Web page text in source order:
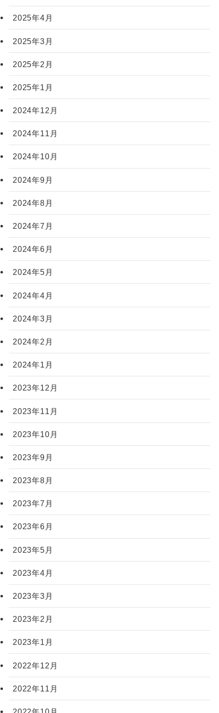
2025年4月
2025年3月
2025年2月
2025年1月
2024年12月
2024年11月
2024年10月
2024年9月
2024年8月
2024年7月
2024年6月
2024年5月
2024年4月
2024年3月
2024年2月
2024年1月
2023年12月
2023年11月
2023年10月
2023年9月
2023年8月
2023年7月
2023年6月
2023年5月
2023年4月
2023年3月
2023年2月
2023年1月
2022年12月
2022年11月